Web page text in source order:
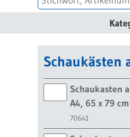
Schaukästen
Schaukasten
A4, 65 x 79 cm
70641